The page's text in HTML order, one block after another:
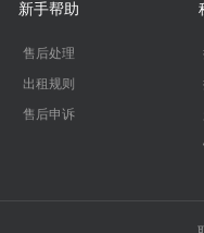
新手帮助
售后处理
出租规则
售后申诉